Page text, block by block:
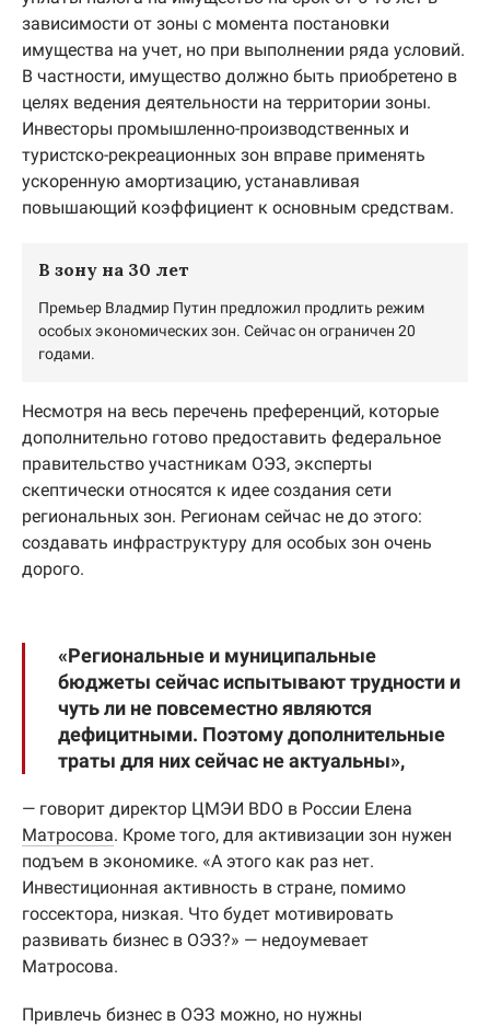
зависимости от зоны с момента постановки
имущества на учет, но при выполнении ряда условий.
В частности, имущество должно быть приобретено в
целях ведения деятельности на территории зоны.
Инвесторы промышленно-производственных и
туристско-рекреационных зон вправе применять
ускоренную амортизацию, устанавливая
повышающий коэффициент к основным средствам.
В зону на 30 лет
Премьер Владмир Путин предложил продлить режим
особых экономических зон. Сейчас он ограничен 20
годами.
Несмотря на весь перечень преференций, которые
дополнительно готово предоставить федеральное
правительство участникам ОЭЗ, эксперты
скептически относятся к идее создания сети
региональных зон. Регионам сейчас не до этого:
создавать инфраструктуру для особых зон очень
дорого.
«Региональные и муниципальные
бюджеты сейчас испытывают трудности и
чуть ли не повсеместно являются
дефицитными. Поэтому дополнительные
траты для них сейчас не актуальны»,
— говорит директор ЦМЭИ BDO в России Елена
Матросова. Кроме того, для активизации зон нужен
подъем в экономике. «А этого как раз нет.
Инвестиционная активность в стране, помимо
госсектора, низкая. Что будет мотивировать
развивать бизнес в ОЭЗ?» — недоумевает
Матросова.
Привлечь бизнес в ОЭЗ можно, но нужны